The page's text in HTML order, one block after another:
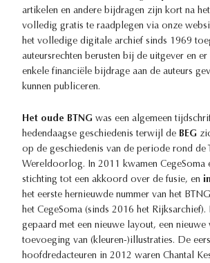
artikelen en andere bijdragen zijn kort na
volledig gratis te raadplegen via onze
het volledige digitale archief sinds 1969
auteursrechten berusten bij de uitgever en
enkele financiële bijdrage aan de auteurs
kunnen publiceren.
Het oude BTNG was een algemeen
hedendaagse geschiedenis terwijl de BEG
op de geschiedenis van de periode rond de
Wereldoorlog. In 2011 kwamen CegeSoma
stichting tot een akkoord over de fusie, en
het eerste hernieuwde nummer van het
het CegeSoma (sinds 2016 het
gepaard met een nieuwe layout, een nieuwe
toevoeging van (kleuren-)illustraties. De
hoofdredacteuren in 2012 waren Chantal